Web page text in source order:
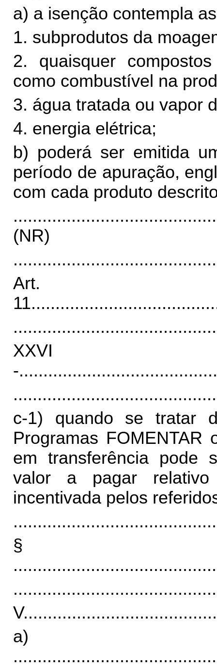
a) a isenção contempla
1. subprodutos da
2. quaisquer
como combustível na
3. água tratada ou vapor
4. energia elétrica;
b) poderá ser emitida
período de apuração,
com cada produto
(NR)
Art.
11
XXVI
-
c-1) quando se tratar
Programas FOMENTAR
em transferência pode
valor a pagar
incentivada pelos
§
V
a)